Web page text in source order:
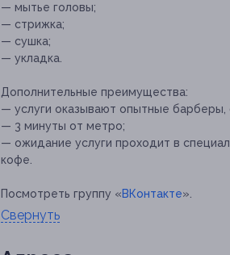
— мытье головы;
— стрижка;
— сушка;
— укладка.
Дополнительные преимущества:
— услуги оказывают опытные
— 3 минуты от метро;
— ожидание услуги проходит в
кофе.
Посмотреть группу «ВКонтакте».
Свернуть